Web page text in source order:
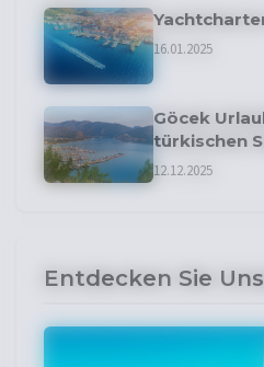
16.01.2025
Göcek
türkischen
12.12.2025
Entdecken Sie